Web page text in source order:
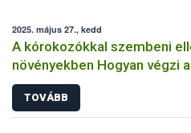
2025. május 27., kedd
A kórokozókkal szembeni
növényekben Hogyan végzi
rezisztenciavizsgálatokat a
TOVÁBB